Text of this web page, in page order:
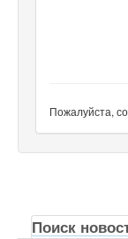
Пожалуйста,
Поиск